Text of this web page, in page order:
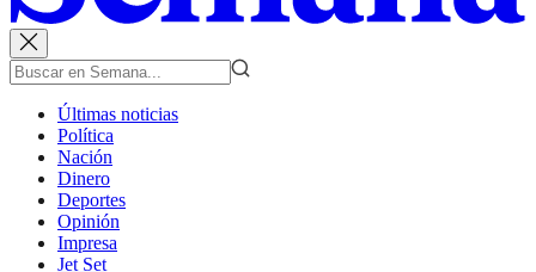
Últimas noticias
Política
Nación
Dinero
Deportes
Opinión
Impresa
Jet Set